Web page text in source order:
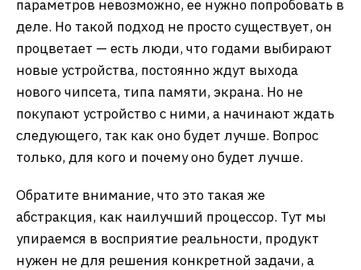
параметров невозможно, ее нужно попробовать в
деле. Но такой подход не просто существует, он
процветает — есть люди, что годами выбирают
новые устройства, постоянно ждут выхода
нового чипсета, типа памяти, экрана. Но не
покупают устройство с ними, а начинают ждать
следующего, так как оно будет лучше. Вопрос
только, для кого и почему оно будет лучше.
Обратите внимание, что это такая же
абстракция, как наилучший процессор. Тут мы
упираемся в восприятие реальности, продукт
нужен не для решения конкретной задачи, а